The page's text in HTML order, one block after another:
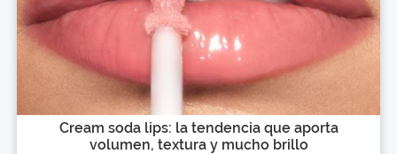
Cream soda lips: la tendencia que aporta
volumen, textura y mucho brillo